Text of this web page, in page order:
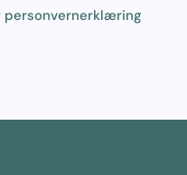
personvernerklæring